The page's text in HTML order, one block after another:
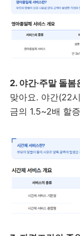
2. 야간·주말 돌
맞아요. 야간(22
금의 1.5~2배 할